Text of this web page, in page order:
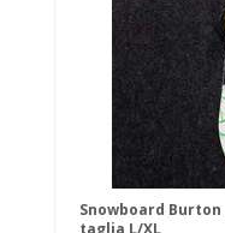
Snowboard